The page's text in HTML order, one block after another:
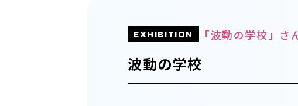
EXHIBITION 「波動の学校」さ
波動の学校